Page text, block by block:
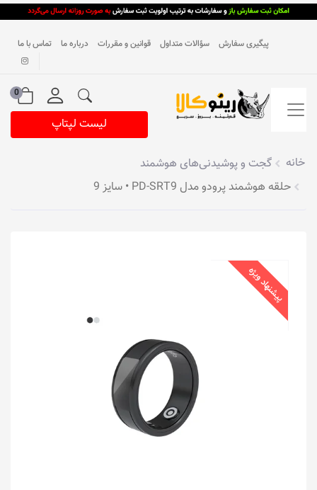
پیگیری سفارش سؤالات متداول قوانین و مقررات درباره ما تماس با ما
0
لیست لپتاپ
خانه
گجت و پوشیدنی‌های هوشمند
حلقه هوشمند پرودو مدل PD-SRT9 • سایز 9
پیشنهاد ویژه